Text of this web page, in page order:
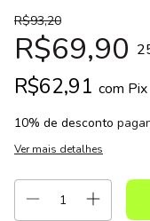
R$93,20
R$69,90
R$62,91 com Pix
10% de desconto
Ver mais detalhes